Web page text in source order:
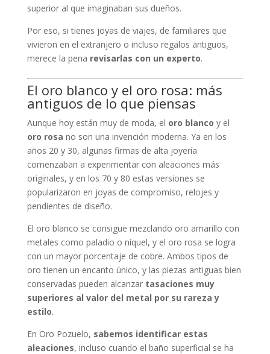
superior al que imaginaban sus dueños.
Por eso, si tienes joyas de viajes, de familiares que
vivieron en el extranjero o incluso regalos antiguos,
merece la pena revisarlas con un experto.
El oro blanco y el oro rosa: más
antiguos de lo que piensas
Aunque hoy están muy de moda, el oro blanco y el
oro rosa no son una invención moderna. Ya en los
años 20 y 30, algunas firmas de alta joyería
comenzaban a experimentar con aleaciones más
originales, y en los 70 y 80 estas versiones se
popularizaron en joyas de compromiso, relojes y
pendientes de diseño.
El oro blanco se consigue mezclando oro amarillo con
metales como paladio o níquel, y el oro rosa se logra
con un mayor porcentaje de cobre. Ambos tipos de
oro tienen un encanto único, y las piezas antiguas bien
conservadas pueden alcanzar tasaciones muy
superiores al valor del metal por su rareza y
estilo.
En Oro Pozuelo, sabemos identificar estas
aleaciones, incluso cuando el baño superficial se ha